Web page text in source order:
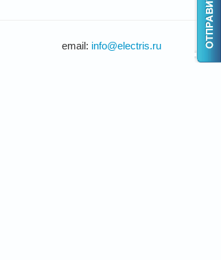
email: info@electris.ru